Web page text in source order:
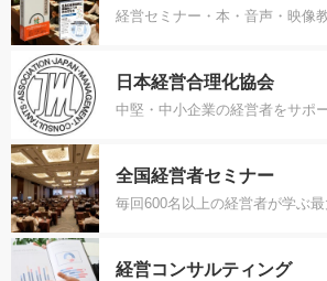
経営セミナー・本・音声・映像
日本経営合理化協会
中堅・中小企業の経営者をサポ
全国経営者セミナー
毎回600名以上の経営者が学ぶ
経営コンサルティング